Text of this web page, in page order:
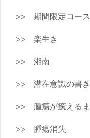
期間限定コー
楽生き
湘南
潜在意識の書
腫瘍が癒える
腫瘍消失